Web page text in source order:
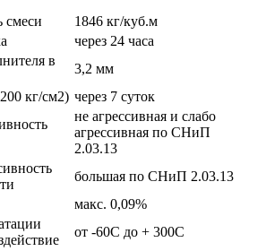
смеси
1846 кг/куб.м
через 24 часа
в
3,2 мм
кг/см2) через 7 суток
не агрессивная и слабо
агрессивная по СНиП
2.03.13
большая по СНиП 2.03.13
макс. 0,09%
от -60С до + 300С